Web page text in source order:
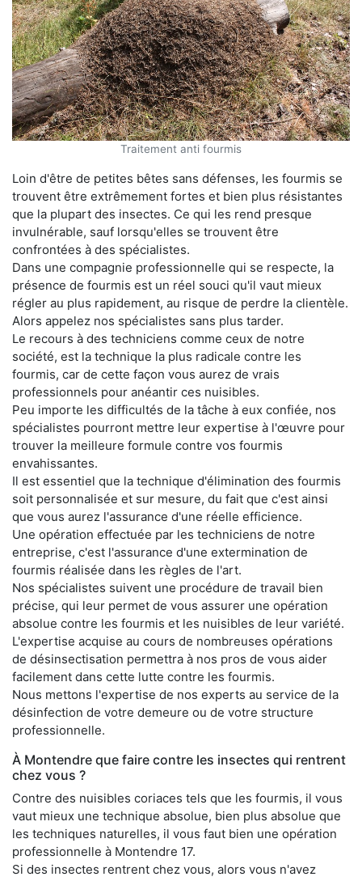
Traitement anti fourmis
Loin d'être de petites bêtes sans défenses, les fourmis se
trouvent être extrêmement fortes et bien plus résistantes
que la plupart des insectes. Ce qui les rend presque
invulnérable, sauf lorsqu'elles se trouvent être
confrontées à des spécialistes.
Dans une compagnie professionnelle qui se respecte, la
présence de fourmis est un réel souci qu'il vaut mieux
régler au plus rapidement, au risque de perdre la clientèle.
Alors appelez nos spécialistes sans plus tarder.
Le recours à des techniciens comme ceux de notre
société, est la technique la plus radicale contre les
fourmis, car de cette façon vous aurez de vrais
professionnels pour anéantir ces nuisibles.
Peu importe les difficultés de la tâche à eux confiée, nos
spécialistes pourront mettre leur expertise à l'œuvre pour
trouver la meilleure formule contre vos fourmis
envahissantes.
Il est essentiel que la technique d'élimination des fourmis
soit personnalisée et sur mesure, du fait que c'est ainsi
que vous aurez l'assurance d'une réelle efficience.
Une opération effectuée par les techniciens de notre
entreprise, c'est l'assurance d'une extermination de
fourmis réalisée dans les règles de l'art.
Nos spécialistes suivent une procédure de travail bien
précise, qui leur permet de vous assurer une opération
absolue contre les fourmis et les nuisibles de leur variété.
L'expertise acquise au cours de nombreuses opérations
de désinsectisation permettra à nos pros de vous aider
facilement dans cette lutte contre les fourmis.
Nous mettons l'expertise de nos experts au service de la
désinfection de votre demeure ou de votre structure
professionnelle.
À Montendre que faire contre les insectes qui rentrent
chez vous ?
Contre des nuisibles coriaces tels que les fourmis, il vous
vaut mieux une technique absolue, bien plus absolue que
les techniques naturelles, il vous faut bien une opération
professionnelle à Montendre 17.
Si des insectes rentrent chez vous, alors vous n'avez